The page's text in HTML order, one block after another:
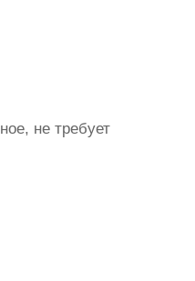
не требует